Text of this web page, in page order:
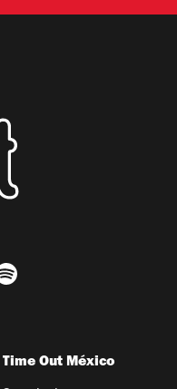
Time Out México